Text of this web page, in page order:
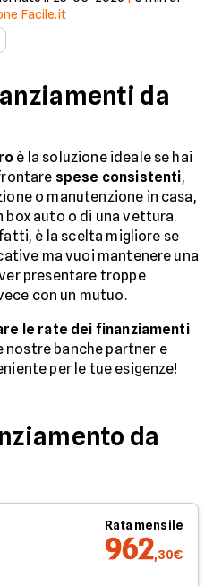
Facile.it
da
è la soluzione ideale se hai
spese consistenti,
o manutenzione in casa,
box auto o di una vettura.
è la scelta migliore se
ma vuoi mantenere una
presentare troppe
con un mutuo.
le rate dei finanziamenti
nostre banche partner e
per le tue esigenze!
da
Rata mensile
962,30€